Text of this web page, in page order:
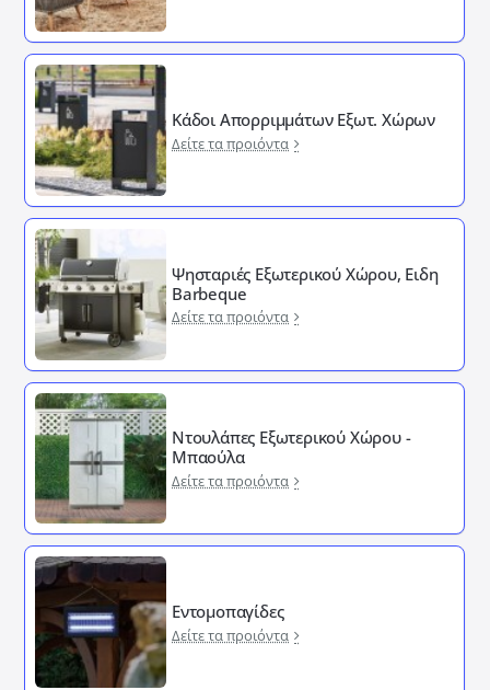
Κάδοι Απορριμμάτων Εξωτ. Χώρων
Δείτε τα προιόντα
Ψησταριές Εξωτερικού Χώρου, Ειδη
Barbeque
Δείτε τα προιόντα
Ντουλάπες Εξωτερικού Χώρου -
Μπαούλα
Δείτε τα προιόντα
Εντομοπαγίδες
Δείτε τα προιόντα